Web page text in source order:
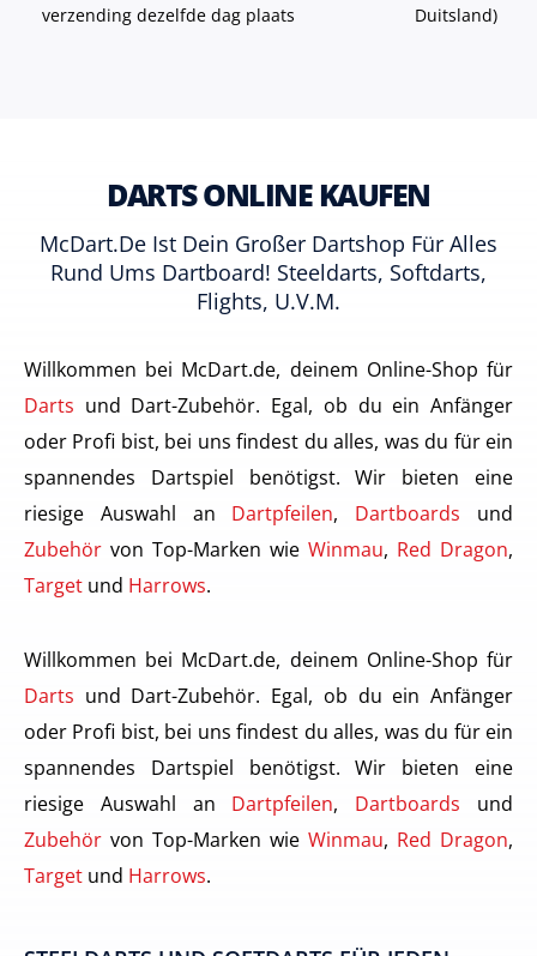
verzending dezelfde dag plaats
Duitsland)
DARTS ONLINE KAUFEN
McDart.de Ist Dein Großer Dartshop Für Alles
Rund Ums Dartboard! Steeldarts, Softdarts,
Flights, U.v.m.
Willkommen bei McDart.de, deinem Online-Shop für
Darts und Dart-Zubehör. Egal, ob du ein Anfänger
oder Profi bist, bei uns findest du alles, was du für ein
spannendes Dartspiel benötigst. Wir bieten eine
riesige Auswahl an Dartpfeilen, Dartboards und
Zubehör von Top-Marken wie Winmau, Red Dragon,
Target und Harrows.
Willkommen bei McDart.de, deinem Online-Shop für
Darts und Dart-Zubehör. Egal, ob du ein Anfänger
oder Profi bist, bei uns findest du alles, was du für ein
spannendes Dartspiel benötigst. Wir bieten eine
riesige Auswahl an Dartpfeilen, Dartboards und
Zubehör von Top-Marken wie Winmau, Red Dragon,
Target und Harrows.